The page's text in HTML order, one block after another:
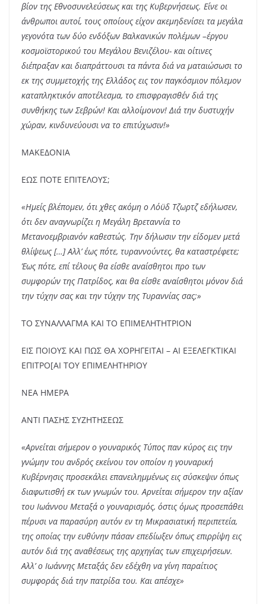
βίον της Εθνοσυνελεύσεως και της Κυβερνήσεως. Είνε οι
άνθρωποι αυτοί, τους οποίους είχον ακεμηδενίσει τα μεγάλα
γεγονότα των δύο ενδόξων Βαλκανικών πολέμων –έργου
κοσμοϊστορικού του Μεγάλου Βενιζέλου- και οίτινες
διέπραξαν και διαπράττουσι τα πάντα διά να ματαιώσωσι το
εκ της συμμετοχής της Ελλάδος εις τον παγκόσμιον πόλεμον
καταπληκτικόν αποτέλεσμα, το επισφραγισθέν διά της
συνθήκης των Σεβρών! Και αλλοίμονον! Διά την δυστυχήν
χώραν, κινδυνεύουσι να το επιτύχωσιν!»
ΜΑΚΕΔΟΝΙΑ
ΕΩΣ ΠΟΤΕ ΕΠΙΤΕΛΟΥΣ;
«Ημείς βλέπομεν, ότι χθες ακόμη ο Λόϋδ Τζωρτζ εδήλωσεν,
ότι δεν αναγνωρίζει η Μεγάλη Βρεταννία το
Μετανοεμβριανόν καθεστώς. Την δήλωσιν την είδομεν μετά
θλίψεως […] Αλλ’ έως πότε, τυραννούντες, θα καταστρέφετε;
Έως πότε, επί τέλους θα είσθε αναίσθητοι προ των
συμφορών της Πατρίδος, και θα είσθε αναίσθητοι μόνον διά
την τύχην σας και την τύχην της Τυραννίας σας;»
ΤΟ ΣΥΝΑΛΛΑΓΜΑ ΚΑΙ ΤΟ ΕΠΙΜΕΛΗΤΗΤΡΙΟΝ
ΕΙΣ ΠΟΙΟΥΣ ΚΑΙ ΠΩΣ ΘΑ ΧΟΡΗΓΕΙΤΑΙ – ΑΙ ΕΞΕΛΕΓΚΤΙΚΑΙ
ΕΠΙΤΡΟ[ΑΙ ΤΟΥ ΕΠΙΜΕΛΗΤΗΡΙΟΥ
ΝΕΑ ΗΜΕΡΑ
ΑΝΤΙ ΠΑΣΗΣ ΣΥΖΗΤΗΣΕΩΣ
«Αρνείται σήμερον ο γουναρικός Τύπος παν κύρος εις την
γνώμην του ανδρός εκείνου τον οποίον η γουναρική
Κυβέρνησις προσεκάλει επανειλημμένως εις σύσκεψιν όπως
διαφωτισθή εκ των γνωμών του. Αρνείται σήμερον την αξίαν
του Ιωάννου Μεταξά ο γουναρισμός, όστις όμως προσεπάθει
πέρυσι να παρασύρη αυτόν εν τη Μικρασιατική περιπετεία,
της οποίας την ευθύνην πάσαν επεδίωξεν όπως επιρρίψη εις
αυτόν διά της αναθέσεως της αρχηγίας των επιχειρήσεων.
Αλλ’ ο Ιωάννης Μεταξάς δεν εδέχθη να γίνη παραίτιος
συμφοράς διά την πατρίδα του. Και απέσχε»